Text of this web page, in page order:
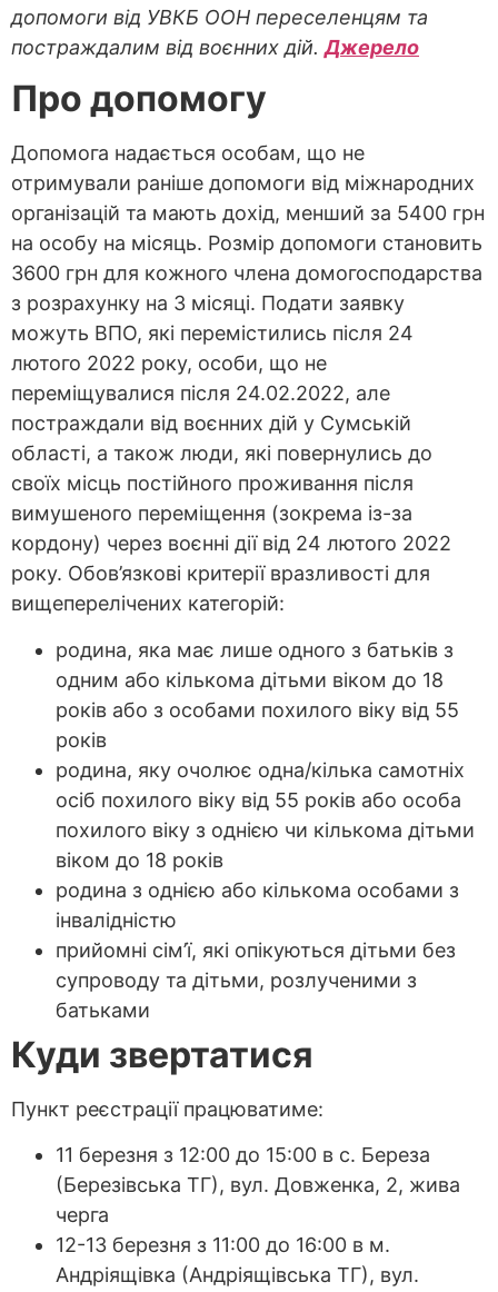
допомоги від УВКБ ООН переселенцям та
постраждалим від воєнних дій.Джерело
Про допомогу
Допомога надається особам, що не
отримували раніше допомоги від міжнародних
організацій та мають дохід, менший за 5400 грн
на особу на місяць. Розмір допомоги становить
3600 грн для кожного члена домогосподарства
з розрахунку на 3 місяці. Подати заявку
можуть ВПО, які перемістились після 24
лютого 2022 року, особи, що не
переміщувалися після 24.02.2022, але
постраждали від воєнних дій у Сумській
області, а також люди, які повернулись до
своїх місць постійного проживання після
вимушеного переміщення (зокрема із-за
кордону) через воєнні дії від 24 лютого 2022
року. Обов’язкові критерії вразливості для
вищеперелічених категорій:
родина, яка має лише одного з батьків з
одним або кількома дітьми віком до 18
років або з особами похилого віку від 55
років
родина, яку очолює одна/кілька самотніх
осіб похилого віку від 55 років або особа
похилого віку з однією чи кількома дітьми
віком до 18 років
родина з однією або кількома особами з
інвалідністю
прийомні сім’ї, які опікуються дітьми без
супроводу та дітьми, розлученими з
батьками
Куди звертатися
Пункт реєстрації працюватиме:
11 березня з 12:00 до 15:00 в с. Береза
(Березівська ТГ), вул. Довженка, 2, жива
черга
12-13 березня з 11:00 до 16:00 в м.
Андріящівка (Андріящівська ТГ), вул.